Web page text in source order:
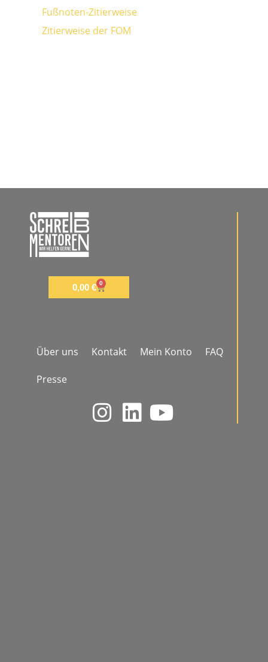
Fußnoten-Zitierweise
Zitierweise der FOM
0,00 € 0
Über uns Kontakt Mein Konto FAQ
Presse